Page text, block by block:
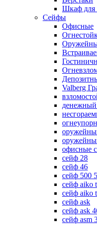
Шкаф для
Сейфы
Офисные
Valberg
офисные
сейф 28
сейф 46
сейф 500
сейф aiko t
сейф aiko
сейф ask
сейф ask
сейф asm